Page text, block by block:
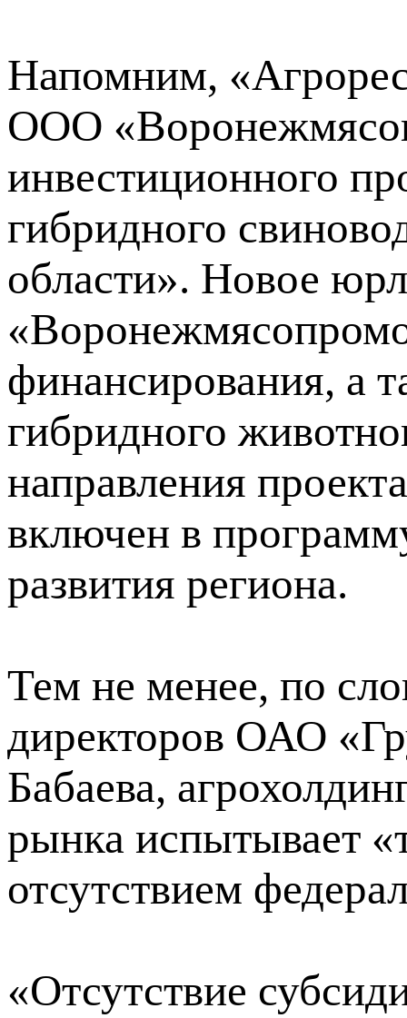
Напомним,
ООО
инвестиционного
гибридного
области». Новое
финансирования, а
гибридного
направления
включен в
развития региона.
Тем не менее, по
директоров ОАО
Бабаева,
рынка испытывает
отсутствием
«Отсутствие